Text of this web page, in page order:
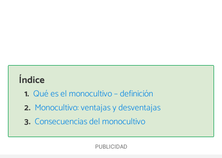
Índice
Qué es el monocultivo – definición
Monocultivo: ventajas y desventajas
Consecuencias del monocultivo